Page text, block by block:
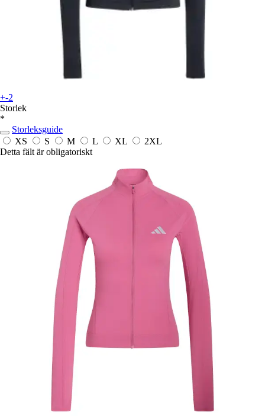
+-2
Storlek
*
Storleksguide
XS
S M L XL
2XL
Detta fält är obligatoriskt